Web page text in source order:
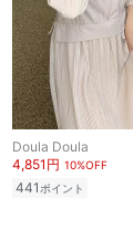
Doula Doula
4,851円 10%OFF
441 ポイント